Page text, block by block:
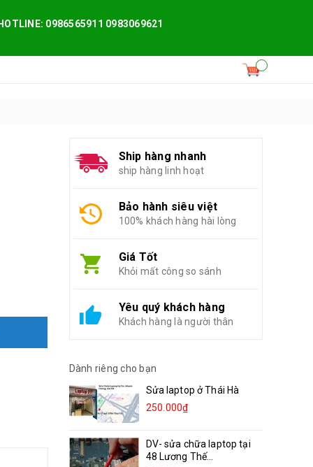
HOTLINE: 0986565911 0983069621
Ship hàng nhanh
ship hàng linh hoạt
Bảo hành siêu việt
100% khách hàng hài lòng
Giá Tốt
Khỏi mất công so sánh
Yêu quý khách hàng
Khách hàng là người thân
Dành riêng cho bạn
Sửa laptop ở Thái Hà
250.000₫
DV- sửa chữa laptop tại
48 Lương Thế...